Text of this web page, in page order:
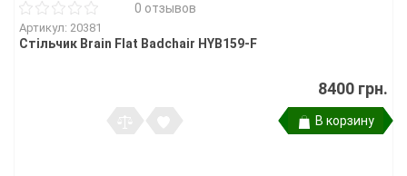
0 отзывов
Артикул: 20381
Стільчик Brain Flat Badchair HYB159-F
8400 грн.
В корзину